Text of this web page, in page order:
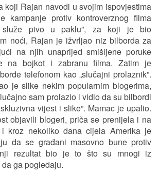
koji Rajan navodi u svojim ispovjestima
kampanje protiv kontroverznog filma
služe pivo u paklu”, za koji je bio
noći, Rajan je ižvrljao niz bilborda za
na njih unaprijed smišljene poruke
na bojkot i zabranu filma. Zatim je
telefonom kao „slučajni prolaznik”.
je slike nekim popularnim blogerima,
sam prolazio i vidio da su bilbordi
vijest i slike”. Mamac je upalio.
objavili blogeri, priča se prenijela i na
kroz nekoliko dana cijela Amerika je
da se građani masovno bune protiv
rezultat bio je to što su mnogi iz
ga pogledaju.